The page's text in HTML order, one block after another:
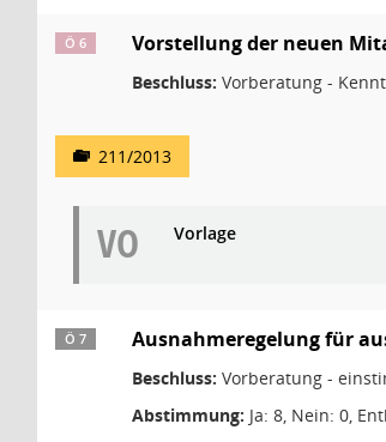
Ö 6 Vorstellung der neuen
Beschluss: Vorberatung -
211/2013
VO Vorlage
Ö 7 Ausnahmeregelung für
Beschluss: Vorberatung -
Abstimmung: Ja: 8, Nein: 0,